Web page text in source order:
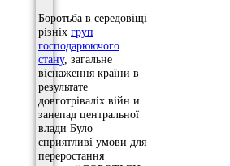
Боротьба в середовіщі
різніх груп
господарюючого
стану, загальне
віснаження країни в
результате
довготріваліх війн и
занепад центральної
влади Було
сприятливі умови для
переростання